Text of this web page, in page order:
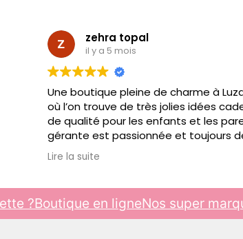
zehra topal
il y a 5 mois
Une boutique pleine de charme à
où l’on trouve de très jolies idées
de qualité pour les enfants et les
gérante est passionnée et toujours
bon conseil. C’est toujours un plaisir d’y
passer, je recommande !!!
Lire la suite
?Boutique en ligneNos super